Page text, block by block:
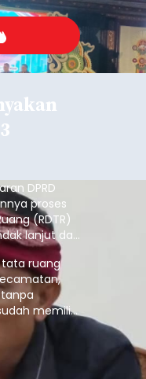
DPRD
proses
(RDTR)
lanjut dari
tata ruang
memiliki
Kediri,